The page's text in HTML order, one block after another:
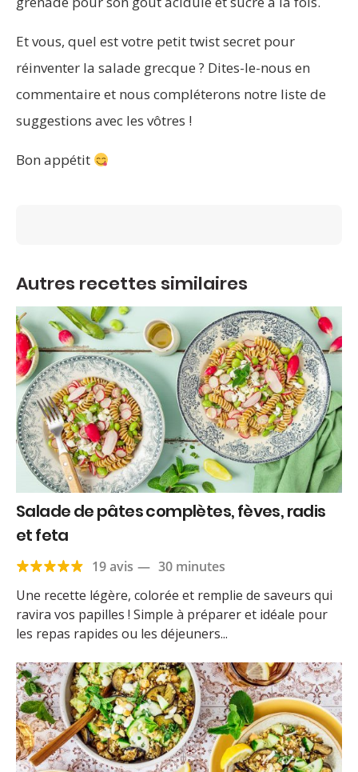
Et vous, quel est votre petit twist secret pour
réinventer la salade grecque ? Dites-le-nous en
commentaire et nous compléterons notre liste de
suggestions avec les vôtres !
Bon appétit
Autres recettes similaires
Salade de pâtes complètes, fèves, radis
et feta
19 avis — 30 minutes
Une recette légère, colorée et remplie de saveurs qui
ravira vos papilles ! Simple à préparer et idéale pour
les repas rapides ou les déjeuners...